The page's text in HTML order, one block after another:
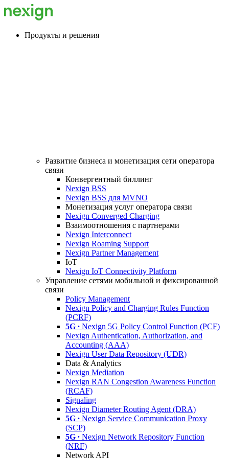
Продукты и решения
Развитие бизнеса и монетизация сети оператора
связи
Конвергентный биллинг
Nexign BSS
Nexign BSS для MVNO
Монетизация услуг оператора связи
Nexign Converged Charging
Взаимоотношения с партнерами
Nexign Interconnect
Nexign Roaming Support
Nexign Partner Management
IoT
Nexign IoT Connectivity Platform
Управление сетями мобильной и фиксированной
связи
Policy Management
Nexign Policy and Charging Rules Function
(PCRF)
5G ∙ Nexign 5G Policy Control Function (PCF)
Nexign Authentication, Authorization, and
Accounting (AAA)
Nexign User Data Repository (UDR)
Data & Analytics
Nexign Mediation
Nexign RAN Congestion Awareness Function
(RCAF)
Signaling
Nexign Diameter Routing Agent (DRA)
5G ∙ Nexign Service Communication Proxy
(SCP)
5G ∙ Nexign Network Repository Function
(NRF)
Network API